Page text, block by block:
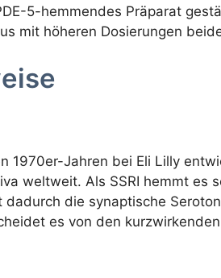
5-hemmendes Präparat
mit höheren Dosierungen
1970er-Jahren bei Eli Lilly
weltweit. Als SSRI hemmt es
die synaptische
es von den